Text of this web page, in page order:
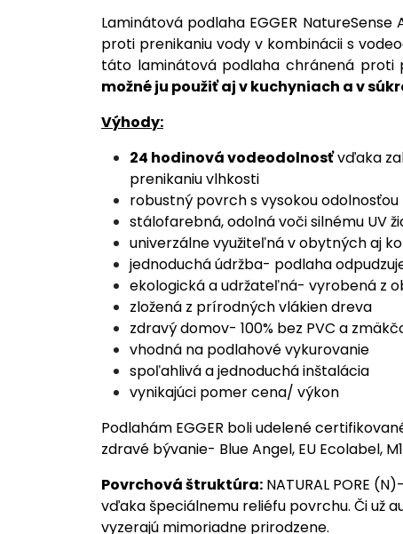
Laminátová podlaha EGGER
proti prenikaniu vody v kombinácii s
táto laminátová podlaha chránená proti
možné ju použiť aj v kuchyniach a v
Výhody:
24 hodinová vodeodolnosťvďaka
prenikaniu vlhkosti
robustný povrch s vysokou
stálofarebná, odolná voči silnému UV
univerzálne využiteľná v obytných aj
jednoduchá údržba- podlaha
ekologická a udržateľná- vyrobená z
zložená z prírodných vlákien dreva
zdravý domov- 100% bez PVC a
vhodná na podlahové vykurovanie
spoľahlivá a jednoduchá inštalácia
vynikajúci pomer cena/ výkon
Podlahám EGGER boli udelené
zdravé bývanie- Blue Angel, EU Ecolabel,
Povrchová štruktúra: NATURAL PORE
vďaka špeciálnemu reliéfu povrchu. Či už
vyzerajú mimoriadne prirodzene.